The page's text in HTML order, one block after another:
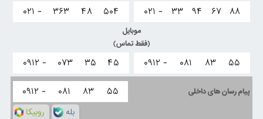
۰۲۱ -
۳۳ ۹۴ ۶۷ ۸۸
۰۲۱ -
۳۶۳ ۴۸ ۵۰۴
موبایل
(فقط تماس)
۰۹۱۲ - ۰۸۱ ۸۳ ۵۵ ۰۹۱۲ - ۰۷۳ ۳۵ ۴۵
پیام رسان های داخلی ۰۹۱۲ - ۰۸۱ ۸۳ ۵۵
روبیکا بله